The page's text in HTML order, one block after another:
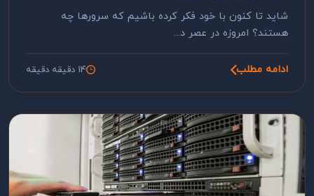
شاید تا کنون با خود فکر کرده باشیم که سرورها چه
هستند؟ امروزه در عصر د...
ادامه مطلب 14 دقیقه دقیقه